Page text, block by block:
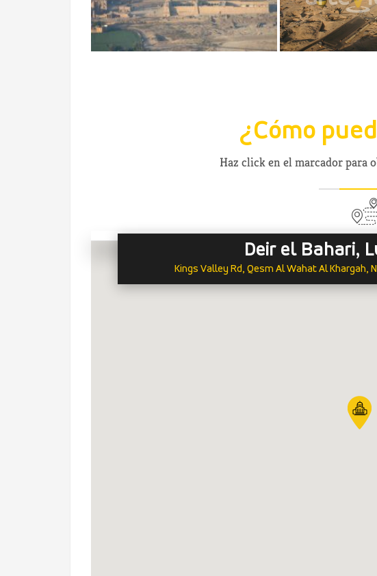
¿Cómo
Haz click en el marcador para
Deir el Bahari,
Kings Valley Rd, Qesm Al Wahat Al Khargah,